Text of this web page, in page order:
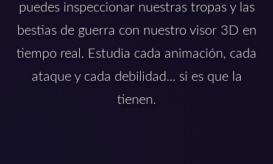
puedes inspeccionar nuestras tropas y las
bestias de guerra con nuestro visor 3D en
tiempo real. Estudia cada animación, cada
ataque y cada debilidad... si es que la
tienen.